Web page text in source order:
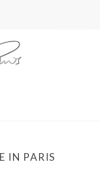
IN PARIS